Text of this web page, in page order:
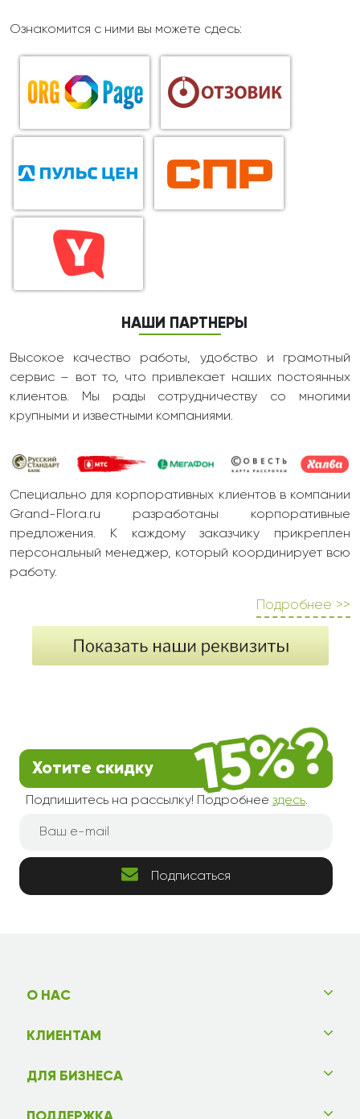
Ознакомится с ними вы можете сдесь:
НАШИ ПАРТНЕРЫ
Высокое качество работы, удобство и грамотный
сервис – вот то, что привлекает наших постоянных
клиентов. Мы рады сотрудничеству со многими
крупными и известными компаниями.
Специально для корпоративных клиентов в компании
Grand-Flora.ru разработаны корпоративные
предложения. К каждому заказчику прикреплен
персональный менеджер, который координирует всю
работу.
Подробнее >>
Хотите скидку
Подпишитесь на рассылку! Подробнее здесь.
Подписаться
О НАС
КЛИЕНТАМ
ДЛЯ БИЗНЕСА